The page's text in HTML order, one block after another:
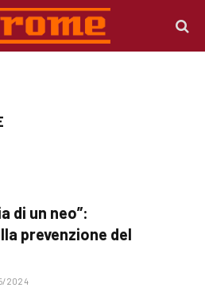
di un neo”:
prevenzione del
2024